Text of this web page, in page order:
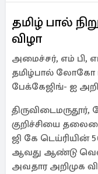
தமிழ் பால்
விழா
அமைச்சர், எம் பி,
தமிழ்பால் லோகோ
பேக்கேஜிங்- ஐ
குறிச்சியை
ஜி கே டெய்ரியின்
ஆவது ஆண்டு
அவதார அறிமுக